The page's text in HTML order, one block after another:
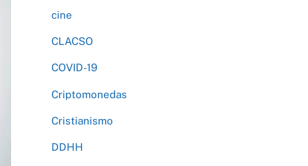
cine
CLACSO
COVID-19
Criptomonedas
Cristianismo
DDHH